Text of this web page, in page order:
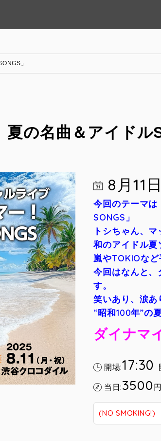
」
の名曲＆アイドル
8月11日
今回のテーマ
SONGS」
トシちゃん、
和のアイドル夏
嵐やTOKIOな
今回はなんと、
す。
笑いあり、涙あ
“昭和100年”の
ダイナマ
開場:17:30
当日:3500円
(NO SMOKING!)